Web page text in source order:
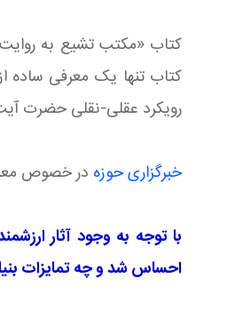
کتاب «مکتب تشیع به
کتاب تنها یک معرفی ساده
رویکرد عقلی-نقلی حضرت
خبرگزاری حوزه در خصوص
با توجه به وجود آثار
احساس شد و چه تمایزات